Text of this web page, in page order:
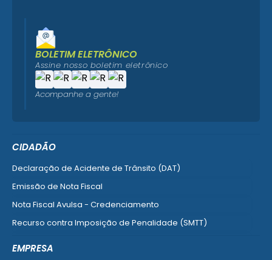
CIDADÃO
Declaração de Acidente de Trânsito (DAT)
Emissão de Nota Fiscal
Nota Fiscal Avulsa - Credenciamento
Recurso contra Imposição de Penalidade (SMTT)
EMPRESA
BOLETIM ELETRÔNICO
Assine nosso boletim eletrônico
Acompanhe a gente!